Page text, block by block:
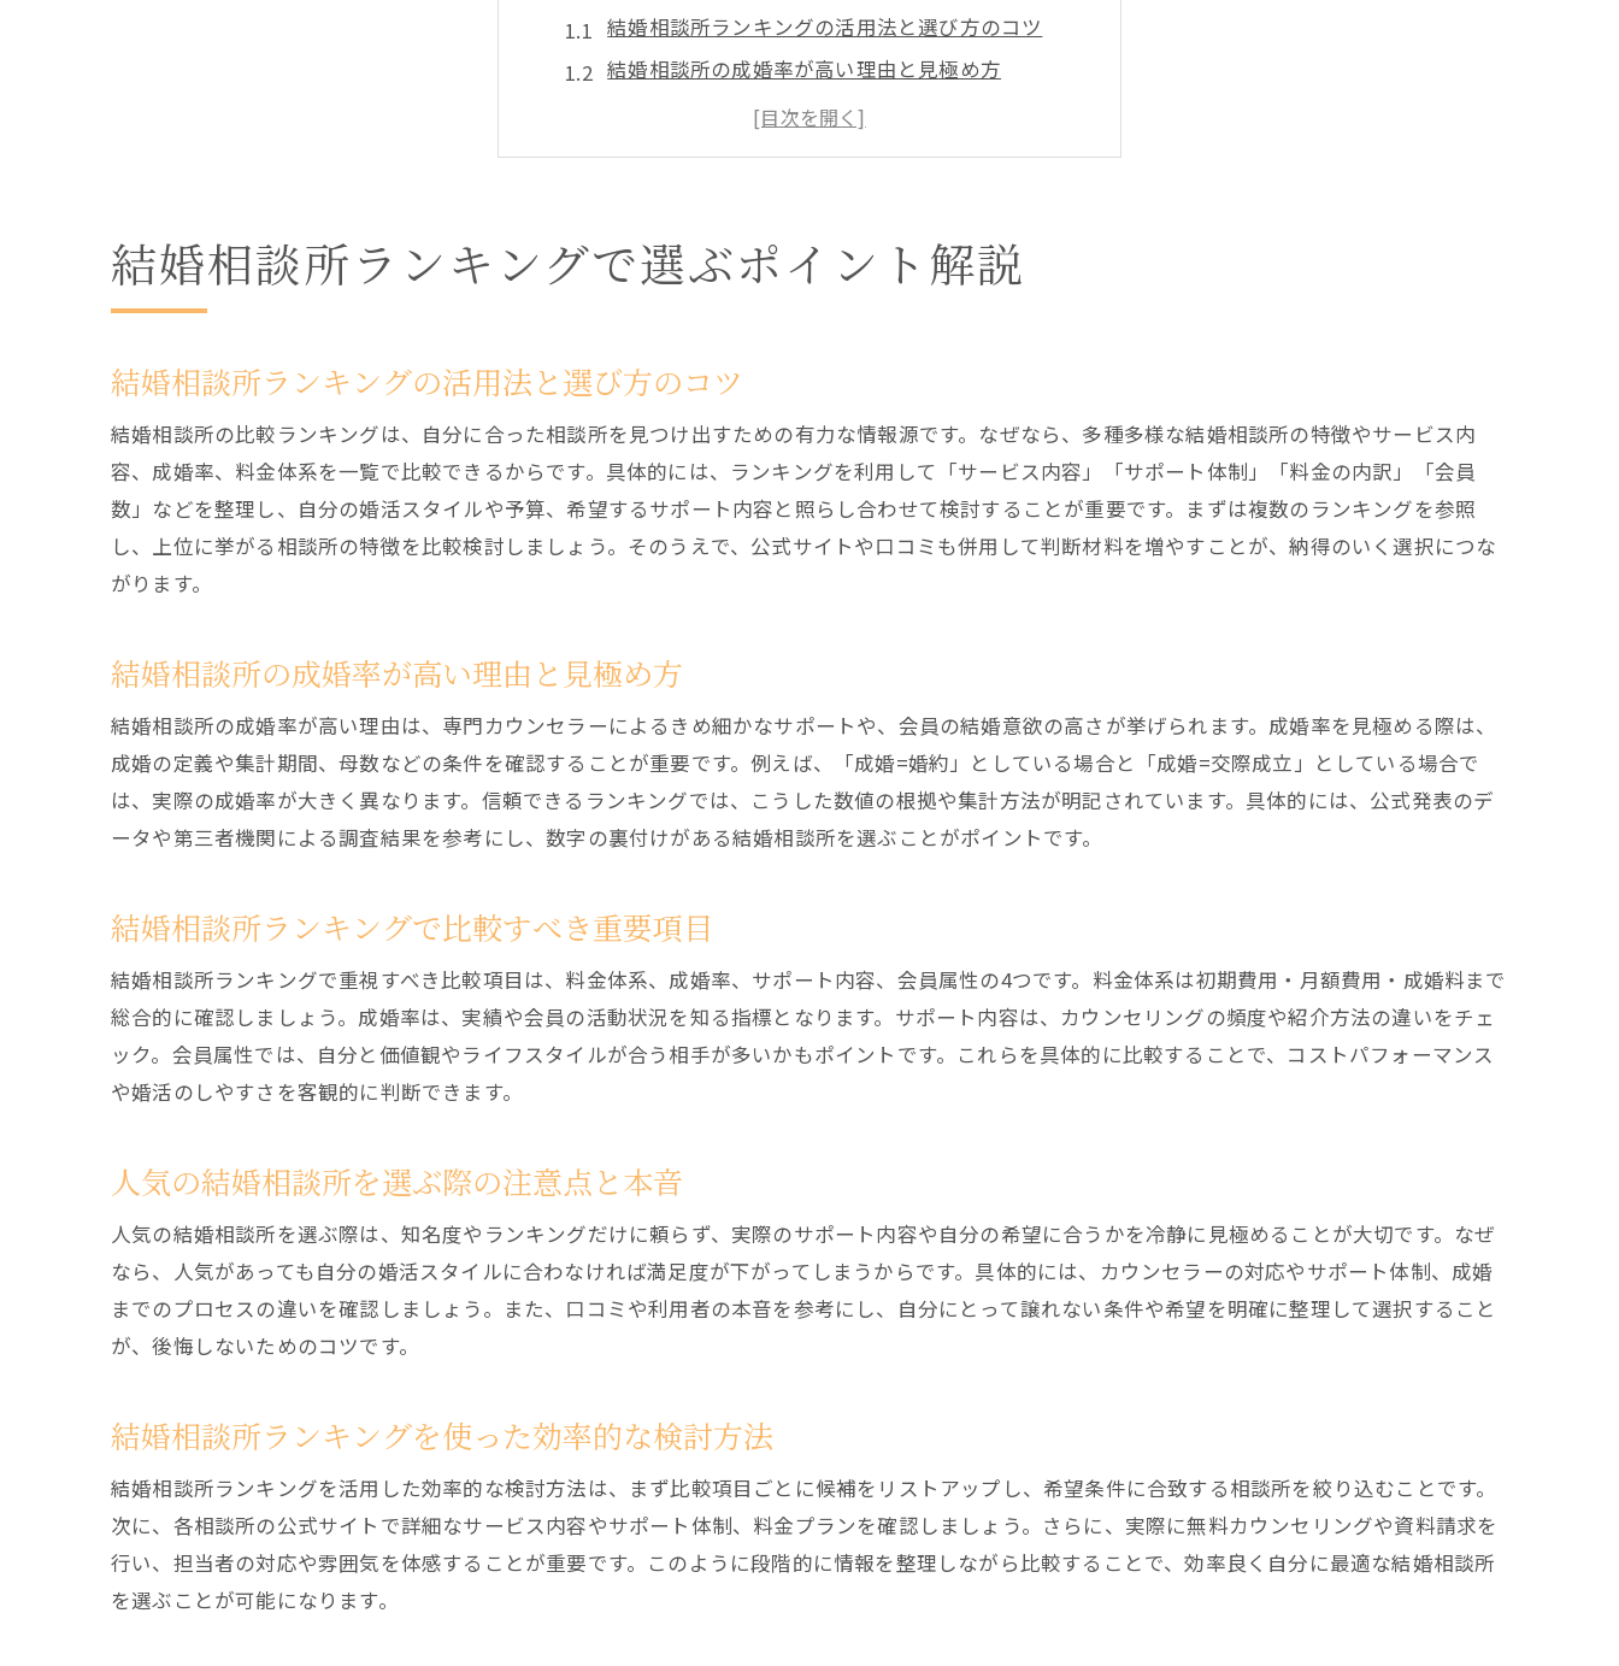
結婚相談所ランキングの活用法と選び方のコツ
結婚相談所の成婚率が高い理由と見極め方
結婚相談所ランキングで比較すべき重要項目
人気の結婚相談所を選ぶ際の注意点と本音
結婚相談所選びで失敗しないためのチェックリスト
コスパ重視なら結婚相談所比較が必須
コスパを重視するなら結婚相談所比較が重要
結婚相談所選びでコストを抑えるポイント
結婚相談所のコスパが良い理由と注意点
結婚相談所ランキングで見つかるお得な選択肢
納得の結婚相談所を選ぶための比較ポイント
結婚相談所料金体系の違いを徹底解説
結婚相談所ランキングで料金・成婚率を調査
結婚相談所の費用対効果をチェックする方法
結婚相談所選びで迷わない比較のコツ
結婚相談所ランキングで分かる本音のメリット
結婚相談所選びで気になるリアルな体験談
結婚相談所ランキングの意外な落とし穴とは
おすすめしない結婚相談所の特徴を解説
結婚相談所やめとけと言われる理由を解説
結婚相談所選びで避けたい失敗パターン
信頼できる結婚相談所の見極め方
スタッフの本音がわかる比較ランキング
結婚相談所スタッフの本音が見えるポイント
結婚相談所ランキングで分かるスタッフ対応
結婚相談所ランキングで選ぶポイント解説
結婚相談所ランキングの活用法と選び方のコツ
結婚相談所の比較ランキングは、自分に合った相談所を見つけ出すための有力な情報源です。なぜなら、多種多様な結婚相談所の特徴やサービス内
容、成婚率、料金体系を一覧で比較できるからです。具体的には、ランキングを利用して「サービス内容」「サポート体制」「料金の内訳」「会員
数」などを整理し、自分の婚活スタイルや予算、希望するサポート内容と照らし合わせて検討することが重要です。まずは複数のランキングを参照
し、上位に挙がる相談所の特徴を比較検討しましょう。そのうえで、公式サイトや口コミも併用して判断材料を増やすことが、納得のいく選択につな
がります。
結婚相談所の成婚率が高い理由と見極め方
結婚相談所の成婚率が高い理由は、専門カウンセラーによるきめ細かなサポートや、会員の結婚意欲の高さが挙げられます。成婚率を見極める際は、
成婚の定義や集計期間、母数などの条件を確認することが重要です。例えば、「成婚=婚約」としている場合と「成婚=交際成立」としている場合で
は、実際の成婚率が大きく異なります。信頼できるランキングでは、こうした数値の根拠や集計方法が明記されています。具体的には、公式発表のデ
ータや第三者機関による調査結果を参考にし、数字の裏付けがある結婚相談所を選ぶことがポイントです。
結婚相談所ランキングで比較すべき重要項目
結婚相談所ランキングで重視すべき比較項目は、料金体系、成婚率、サポート内容、会員属性の4つです。料金体系は初期費用・月額費用・成婚料まで
総合的に確認しましょう。成婚率は、実績や会員の活動状況を知る指標となります。サポート内容は、カウンセリングの頻度や紹介方法の違いをチェ
ック。会員属性では、自分と価値観やライフスタイルが合う相手が多いかもポイントです。これらを具体的に比較することで、コストパフォーマンス
や婚活のしやすさを客観的に判断できます。
人気の結婚相談所を選ぶ際の注意点と本音
人気の結婚相談所を選ぶ際は、知名度やランキングだけに頼らず、実際のサポート内容や自分の希望に合うかを冷静に見極めることが大切です。なぜ
なら、人気があっても自分の婚活スタイルに合わなければ満足度が下がってしまうからです。具体的には、カウンセラーの対応やサポート体制、成婚
までのプロセスの違いを確認しましょう。また、口コミや利用者の本音を参考にし、自分にとって譲れない条件や希望を明確に整理して選択すること
が、後悔しないためのコツです。
結婚相談所ランキングを使った効率的な検討方法
結婚相談所ランキングを活用した効率的な検討方法は、まず比較項目ごとに候補をリストアップし、希望条件に合致する相談所を絞り込むことです。
次に、各相談所の公式サイトで詳細なサービス内容やサポート体制、料金プランを確認しましょう。さらに、実際に無料カウンセリングや資料請求を
行い、担当者の対応や雰囲気を体感することが重要です。このように段階的に情報を整理しながら比較することで、効率良く自分に最適な結婚相談所
を選ぶことが可能になります。